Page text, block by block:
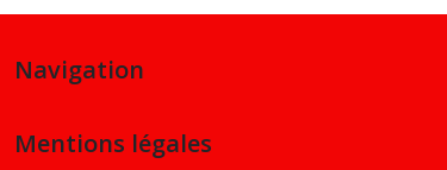
Navigation
Mentions légales